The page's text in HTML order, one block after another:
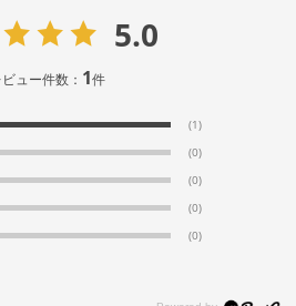
5.0
ュー件数： 1件
(1)
(0)
(0)
(0)
(0)